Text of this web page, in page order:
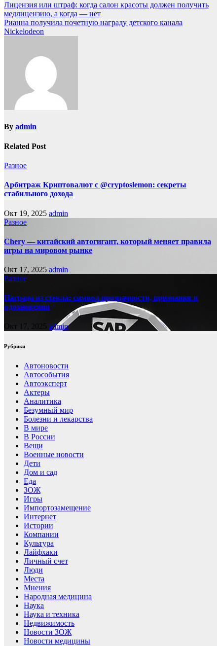
Лицензия или штраф: когда салон красоты должен получить
медлицензию, а когда — нет
Рианна получила почетную награду детского канала
Nickelodeon
By admin
Related Post
Разное
Арбитраж Криптовалют с @cryptoslemon: секреты
стабильного дохода
Окт 19, 2025 admin
Разное
Chery — китайский автогигант, который меняет правила
игры на мировом рынке
Окт 17, 2025 admin
Разное
Награда из стекла: символ прозрачности, признания и
вдохновения
Окт 17, 2025 admin
Рубрики
Автоновости
Автособытия
Автоэксперт
Актеры
Аналитика
Безумный мир
Болезни и лекарства
В мире
В России
Вещи
Военные новости
Дети
Дом и сад
Еда
ЗОЖ
Игры
Импортозамещение
Интернет
Истории
Компании
Культура
Лайфхаки
Личный счет
Люди
Места
Мнения
Народная медицина
Наука
Наука и техника
Недвижимость
Новости ЗОЖ
Новости медицины